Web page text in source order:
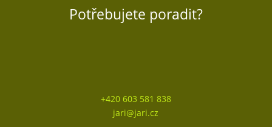
Potřebujete poradit?
+420 603 581 838
jari@jari.cz